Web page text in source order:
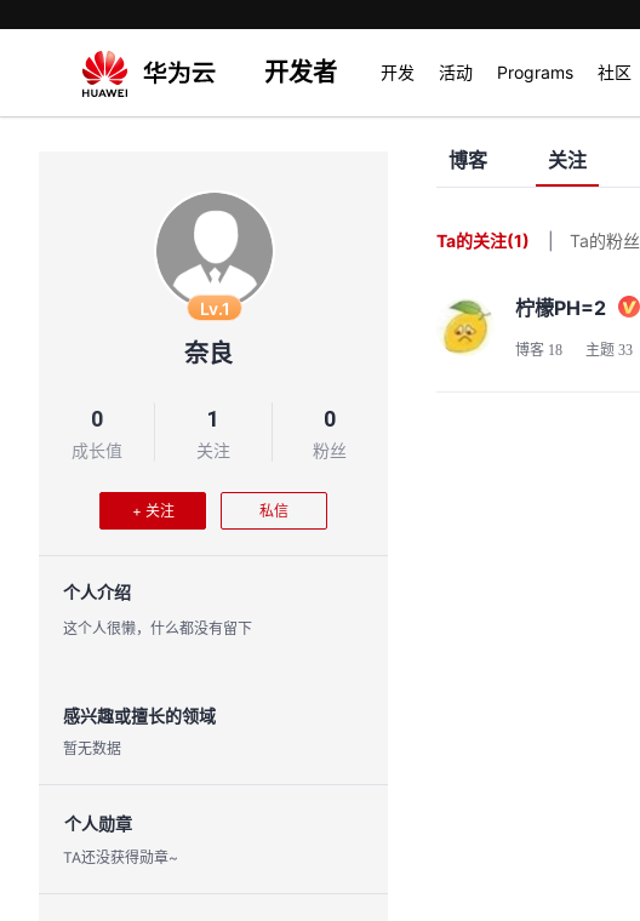
开发者 开发 活动 Programs 社区
Lv.1
奈良
0
成长值
1
关注
0
粉丝
+ 关注 私信
个人介绍
这个人很懒，什么都没有留下
感兴趣或擅长的领域
暂无数据
个人勋章
TA还没获得勋章~
博客 关注
Ta的关注(1) Ta的粉丝
柠檬PH=2
博客 18 主题 33